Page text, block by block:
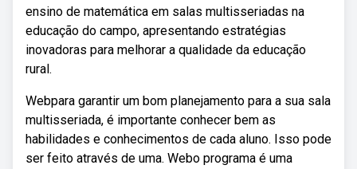
ensino de matemática em salas multisseriadas na
educação do campo, apresentando estratégias
inovadoras para melhorar a qualidade da educação
rural.
Webpara garantir um bom planejamento para a sua sala
multisseriada, é importante conhecer bem as
habilidades e conhecimentos de cada aluno. Isso pode
ser feito através de uma. Webo programa é uma